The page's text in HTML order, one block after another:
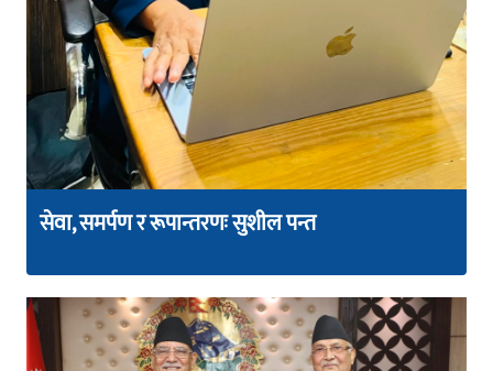
सेवा, समर्पण र रूपान्तरणः सुशील पन्त